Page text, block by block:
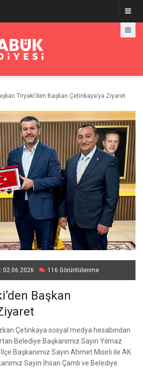
Tiryaki’den Başkan Çetinkaya’ya Ziyaret
02.06.2026 116 Görüntülenme
Başkan
Çetinkaya sosyal medya hesabından
Belediye Başkanımız Sayın Yılmaz
Başkanımız Sayın Ahmet Mısırlı ile AK
Sayın İhsan Çamlı ve Belediye